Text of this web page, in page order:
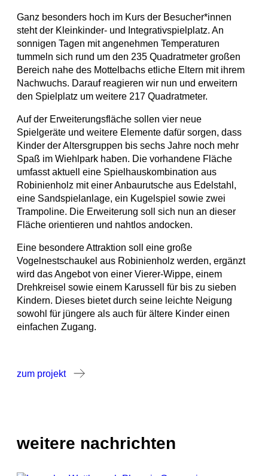
Ganz besonders hoch im Kurs der Besucher*innen
steht der Kleinkinder- und Integrativspielplatz. An
sonnigen Tagen mit angenehmen Temperaturen
tummeln sich rund um den 235 Quadratmeter großen
Bereich nahe des Mottelbachs etliche Eltern mit ihrem
Nachwuchs. Darauf reagieren wir nun und erweitern
den Spielplatz um weitere 217 Quadratmeter.
Auf der Erweiterungsfläche sollen vier neue
Spielgeräte und weitere Elemente dafür sorgen, dass
Kinder der Altersgruppen bis sechs Jahre noch mehr
Spaß im Wiehlpark haben. Die vorhandene Fläche
umfasst aktuell eine Spielhauskombination aus
Robinienholz mit einer Anbaurutsche aus Edelstahl,
eine Sandspielanlage, ein Kugelspiel sowie zwei
Trampoline. Die Erweiterung soll sich nun an dieser
Fläche orientieren und nahtlos andocken.
Eine besondere Attraktion soll eine große
Vogelnestschaukel aus Robinienholz werden, ergänzt
wird das Angebot von einer Vierer-Wippe, einem
Drehkreisel sowie einem Karussell für bis zu sieben
Kindern. Dieses bietet durch seine leichte Neigung
sowohl für jüngere als auch für ältere Kinder einen
einfachen Zugang.
zum projekt
weitere nachrichten